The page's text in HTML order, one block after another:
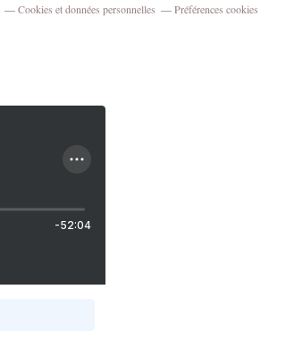
Cookies et données personnelles Préférences cookies
-52:04